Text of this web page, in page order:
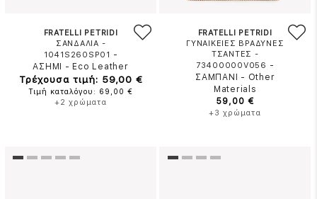
FRATELLI PETRIDI
ΣΑΝΔΑΛΙΑ -
1041S260SP01 -
ΑΣΗΜΙ
- Eco Leather
Τρέχουσα τιμή: 59,00 €
Τιμή καταλόγου: 69,00 €
+2 χρώματα
FRATELLI PETRIDI
ΓΥΝΑΙΚΕΙΕΣ ΒΡΑΔΥΝΕΣ
ΤΣΑΝΤΕΣ -
73400000V056 -
ΣΑΜΠΑΝΙ
- Other
Materials
59,00 €
+3 χρώματα